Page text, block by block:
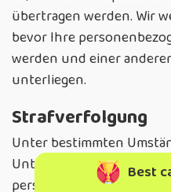
übertragen werden. Wir
bevor Ihre
werden und einer
unterliegen.
Strafverfolgung
Unter bestimmten
Unternehmen
personenbezogenen
Best